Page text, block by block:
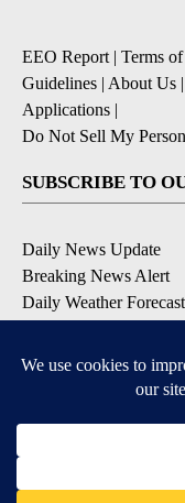
EEO Report| Terms
Guidelines | About Us |
Applications |
Do Not Sell My
SUBSCRIBE TO
Daily News Update
Breaking News Alert
Daily Weather Forecast
Contests and Promotions
DOWNLOAD OUR